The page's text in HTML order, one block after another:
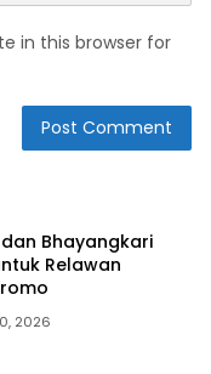
in this browser for
Bhayangkari
Relawan
2026